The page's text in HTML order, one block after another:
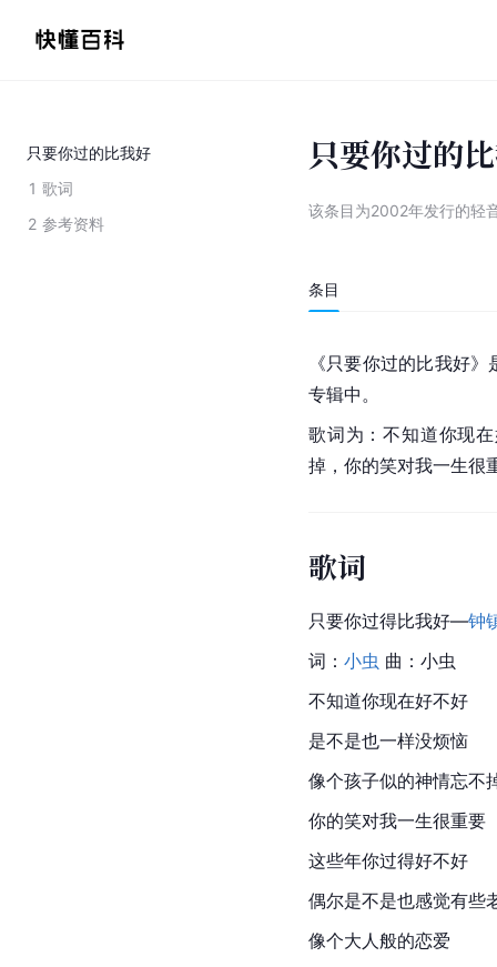
只要你过的比我好
1 歌词
2 参考资料
只要你过的
该条目为2002年发行的轻
条目
《只要你过的比我好》
专辑中。
歌词为：不知道你现
掉，你的笑对我一生很
歌词
只要你过得比我好—钟
词： 小虫 曲：小虫
不知道你现在好不好
是不是也一样没烦恼
像个孩子似的神情忘不
你的笑对我一生很重要
这些年你过得好不好
偶尔是不是也感觉有些
像个大人般的恋爱